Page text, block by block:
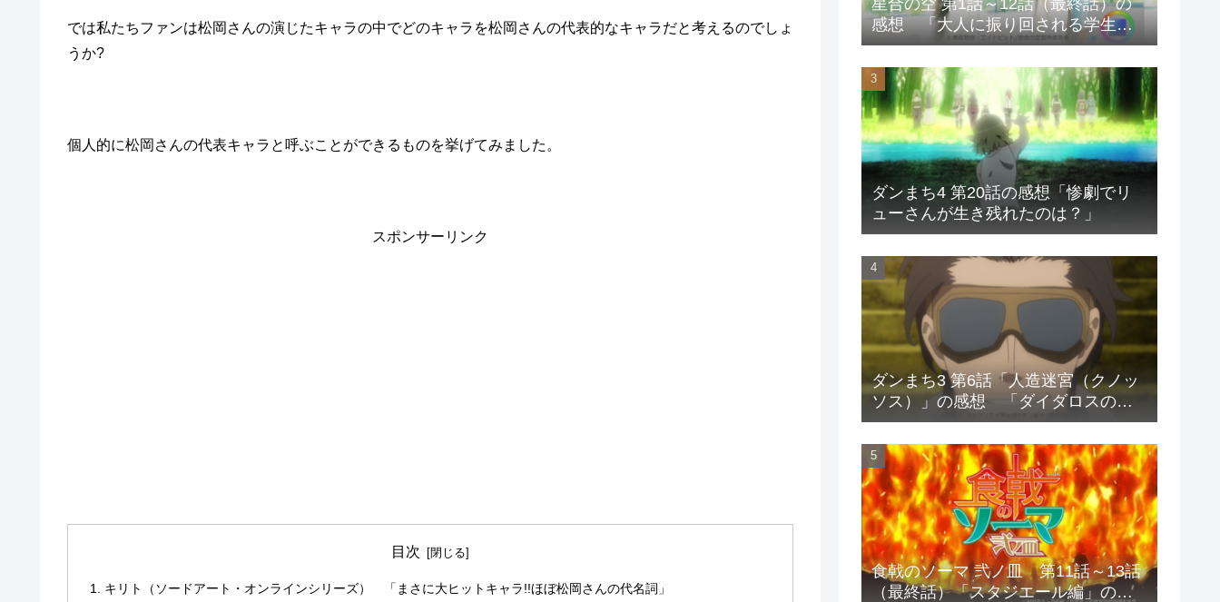
では私たちファンは松岡さんの演じたキャラの中でどのキャラを松岡さんの代表的なキャラだと考えるのでしょ
うか?
個人的に松岡さんの代表キャラと呼ぶことができるものを挙げてみました。
スポンサーリンク
目次
キリト（ソードアート・オンラインシリーズ） 「まさに大ヒットキャラ!!ほぼ松岡さんの代名詞」
星合の空 第1話～12話（最終話）の
感想 「大人に振り回される学生の
物語?」
ダンまち4 第20話の感想「惨劇でリ
ューさんが生き残れたのは？」
ダンまち3 第6話「人造迷宮（クノッ
ソス）」の感想 「ダイダロスの呪
いが子孫を狂わす」
食戟のソーマ 弐ノ皿 第11話～13話
（最終話）「スタジエール編」の感